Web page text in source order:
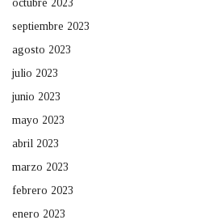
octubre 2023
septiembre 2023
agosto 2023
julio 2023
junio 2023
mayo 2023
abril 2023
marzo 2023
febrero 2023
enero 2023